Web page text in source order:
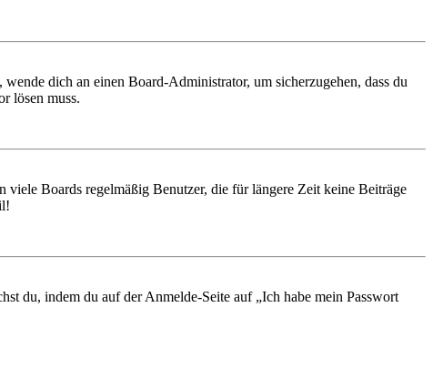
dich an einen Board-Administrator, um sicherzugehen, dass du
lösen muss.
viele Boards regelmäßig Benutzer, die für längere Zeit keine Beiträge
du, indem du auf der Anmelde-Seite auf „Ich habe mein Passwort